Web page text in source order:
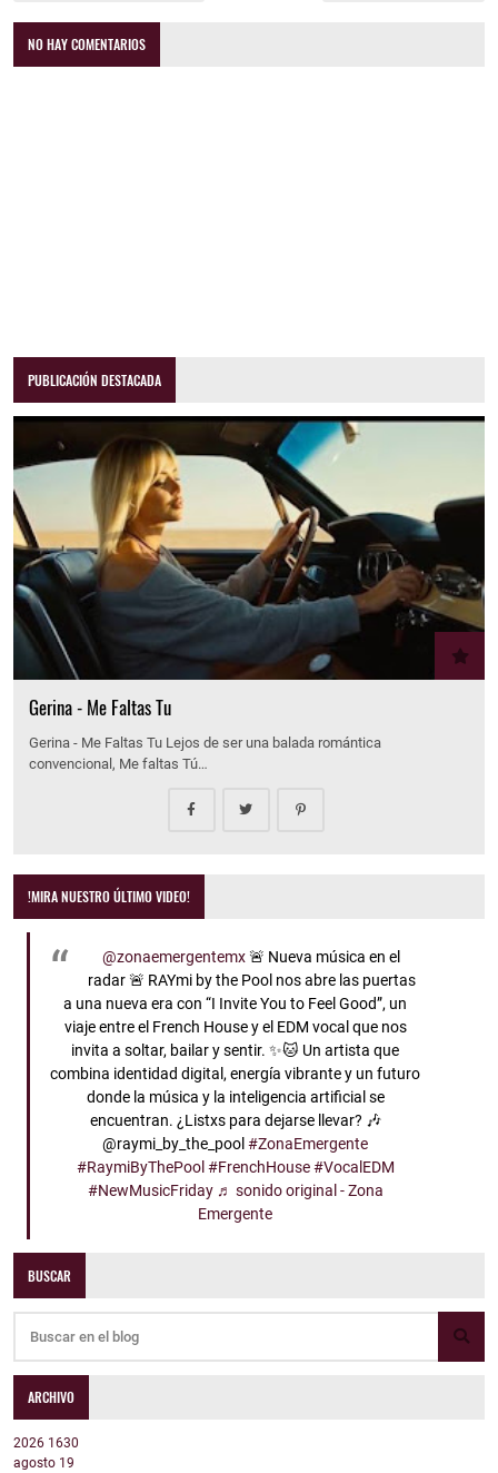
NO HAY COMENTARIOS
PUBLICACIÓN DESTACADA
Gerina - Me Faltas Tu
Gerina - Me Faltas Tu Lejos de ser una balada romántica
convencional, Me faltas Tú…
!MIRA NUESTRO ÚLTIMO VIDEO!
@zonaemergentemx🚨 Nueva música en el
radar 🚨 RAYmi by the Pool nos abre las puertas
a una nueva era con “I Invite You to Feel Good”, un
viaje entre el French House y el EDM vocal que nos
invita a soltar, bailar y sentir. ✨🐱 Un artista que
combina identidad digital, energía vibrante y un futuro
donde la música y la inteligencia artificial se
encuentran. ¿Listxs para dejarse llevar? 🎶
@raymi_by_the_pool#ZonaEmergente
#RaymiByThePool #FrenchHouse #VocalEDM
#NewMusicFriday ♬ sonido original - Zona
Emergente
BUSCAR
ARCHIVO
2026 1630
agosto 19